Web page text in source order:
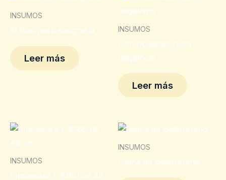
INSUMOS
Mallas para serigrafía
Leer más
INSUMOS
Film poliester para
negativos
Leer más
INSUMOS
Impresora L-8180 de 48
INSUMOS
Goma de poliuretano